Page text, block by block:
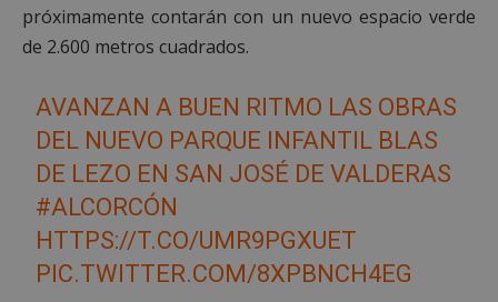
próximamente contarán con un nuevo espacio verde
de 2.600 metros cuadrados.
AVANZAN A BUEN RITMO LAS OBRAS
DEL NUEVO PARQUE INFANTIL BLAS
DE LEZO EN SAN JOSÉ DE VALDERAS
#ALCORCÓN
HTTPS://T.CO/UMR9PGXUET
PIC.TWITTER.COM/8XPBNCH4EG